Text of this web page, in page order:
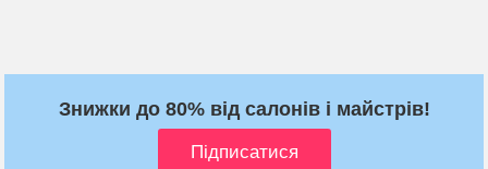
Знижки до 80% від салонів і майстрів!